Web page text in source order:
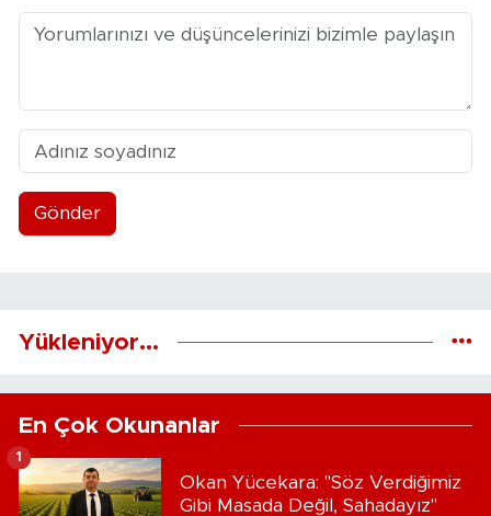
Gönder
Yükleniyor...
En Çok Okunanlar
Okan Yücekara: "Söz Verdiğimiz
Gibi Masada Değil, Sahadayız"
1